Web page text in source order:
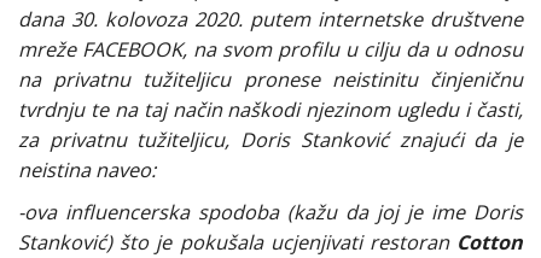
dana 30. kolovoza 2020. putem internetske društvene
mreže FACEBOOK, na svom profilu u cilju da u odnosu
na privatnu tužiteljicu pronese neistinitu činjeničnu
tvrdnju te na taj način naškodi njezinom ugledu i časti,
za privatnu tužiteljicu, Doris Stanković znajući da je
neistina naveo:
-ova influencerska spodoba (kažu da joj je ime Doris
Stanković) što je pokušala ucjenjivati restoran Cotton